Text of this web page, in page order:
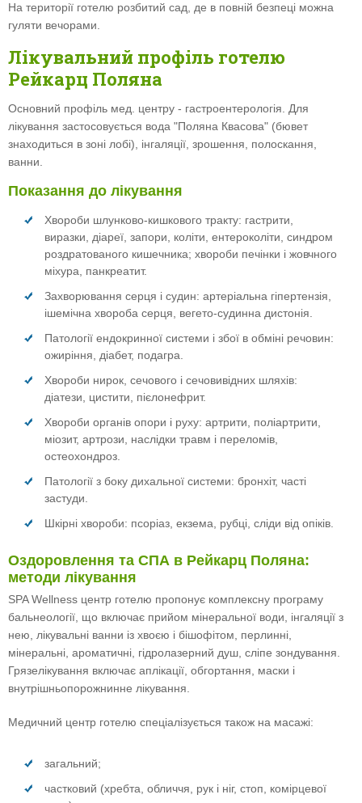
На території готелю розбитий сад, де в повній безпеці можна
гуляти вечорами.
Лікувальний профіль готелю
Рейкарц Поляна
Основний профіль мед. центру - гастроентерологія. Для
лікування застосовується вода "Поляна Квасова" (бювет
знаходиться в зоні лобі), інгаляції, зрошення, полоскання,
ванни.
Показання до лікування
Хвороби шлунково-кишкового тракту: гастрити,
виразки, діареї, запори, коліти, ентероколіти, синдром
роздратованого кишечника; хвороби печінки і жовчного
міхура, панкреатит.
Захворювання серця і судин: артеріальна гіпертензія,
ішемічна хвороба серця, вегето-судинна дистонія.
Патології ендокринної системи і збої в обміні речовин:
ожиріння, діабет, подагра.
Хвороби нирок, сечового і сечовивідних шляхів:
діатези, цистити, пієлонефрит.
Хвороби органів опори і руху: артрити, поліартрити,
міозит, артрози, наслідки травм і переломів,
остеохондроз.
Патології з боку дихальної системи: бронхіт, часті
застуди.
Шкірні хвороби: псоріаз, екзема, рубці, сліди від опіків.
Оздоровлення та СПА в Рейкарц Поляна:
методи лікування
SPA Wellness центр готелю пропонує комплексну програму
бальнеології, що включає прийом мінеральної води, інгаляції з
нею, лікувальні ванни із хвоєю і бішофітом, перлинні,
мінеральні, ароматичні, гідролазерний душ, сліпе зондування.
Грязелікування включає аплікації, обгортання, маски і
внутрішньопорожнинне лікування.
Медичний центр готелю спеціалізується також на масажі:
загальний;
частковий (хребта, обличчя, рук і ніг, стоп, комірцевої